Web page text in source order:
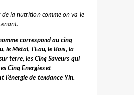
de la nutrition comme on va le
correspond au cinq
le Métal, l’Eau, le Bois, la
terre, les Cinq Saveurs qui
Cinq Energies et
l’énergie de tendance Yin.